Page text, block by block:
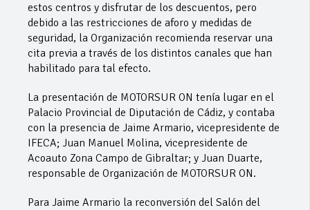
estos centros y disfrutar de los descuentos, pero
debido a las restricciones de aforo y medidas de
seguridad, la Organización recomienda reservar una
cita previa a través de los distintos canales que han
habilitado para tal efecto.
La presentación de MOTORSUR ON tenía lugar en el
Palacio Provincial de Diputación de Cádiz, y contaba
con la presencia de Jaime Armario, vicepresidente de
IFECA; Juan Manuel Molina, vicepresidente de
Acoauto Zona Campo de Gibraltar; y Juan Duarte,
responsable de Organización de MOTORSUR ON.
Para Jaime Armario la reconversión del Salón del